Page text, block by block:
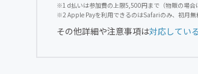
※1 d払いは参加費の上限5,500円まで（物販の場合
※2 Apple Payを利用できるのはSafariのみ、初月
その他詳細や注意事項は対応してい